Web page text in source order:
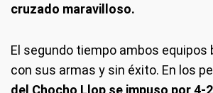
cruzado maravilloso.
El segundo tiempo ambos equipos
con sus armas y sin éxito. En los
del Chocho Llop se impuso por 4-